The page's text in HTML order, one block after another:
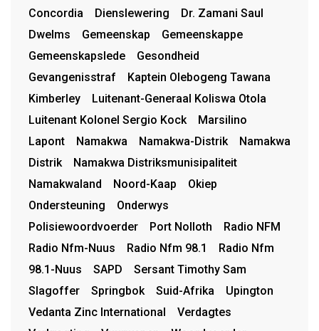
Concordia
Dienslewering
Dr. Zamani Saul
Dwelms
Gemeenskap
Gemeenskappe
Gemeenskapslede
Gesondheid
Gevangenisstraf
Kaptein Olebogeng Tawana
Kimberley
Luitenant-Generaal Koliswa Otola
Luitenant Kolonel Sergio Kock
Marsilino
Lapont
Namakwa Namakwa-Distrik
Namakwa
Distrik
Namakwa Distriksmunisipaliteit
Namakwaland
Noord-Kaap
Okiep
Ondersteuning
Onderwys
Polisiewoordvoerder
Port Nolloth
Radio NFM
Radio Nfm-Nuus
Radio Nfm 98.1
Radio Nfm
98.1-Nuus
SAPD
Sersant Timothy Sam
Slagoffer
Springbok Suid-Afrika
Upington
Vedanta Zinc International
Verdagtes